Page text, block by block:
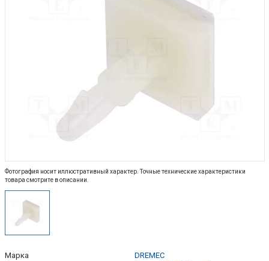
Фотография носит иллюстративный характер. Точные технические характеристики
товара смотрите в описании.
Марка
DREMEC